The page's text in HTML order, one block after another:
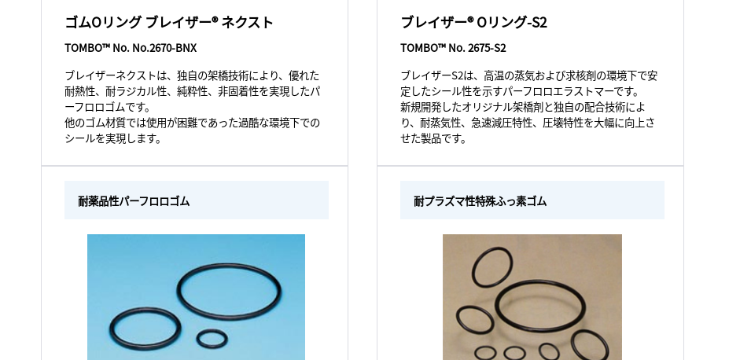
ゴムOリング ブレイザー® ネクスト
TOMBO™ No. No.2670-BNX
ブレイザーネクストは、独自の架橋技術により、優れた
耐熱性、耐ラジカル性、純粋性、非固着性を実現したパ
ーフロロゴムです。
他のゴム材質では使用が困難であった過酷な環境下での
シールを実現します。
ブレイザー® Oリング-S2
TOMBO™ No. 2675-S2
ブレイザーS2は、高温の蒸気および求核剤の環境下で安
定したシール性を示すパーフロロエラストマーです。
新規開発したオリジナル架橋剤と独自の配合技術によ
り、耐蒸気性、急速減圧特性、圧壊特性を大幅に向上さ
せた製品です。
耐薬品性パーフロロゴム 耐プラズマ性特殊ふっ素ゴム